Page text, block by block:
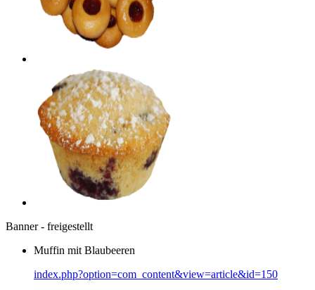
Banner - freigestellt
Muffin mit Blaubeeren
index.php?option=com_content&view=article&id=150